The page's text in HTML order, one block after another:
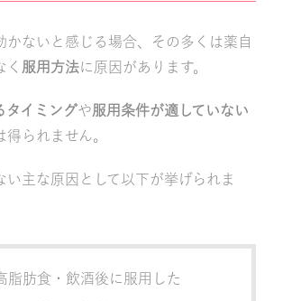
かないと感じる場合、その多くは薬自
く 服用方法に原因があります。
タイミングや服用条件が適していない
得られません。
い主な原因として以下が挙げられま
脂肪食・飲酒後に服用した